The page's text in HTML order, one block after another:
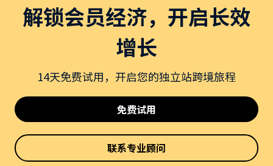
解锁会员经济，开启长效
增长
14天免费试用，开启您的独立站跨境旅程
免费试用
联系专业顾问